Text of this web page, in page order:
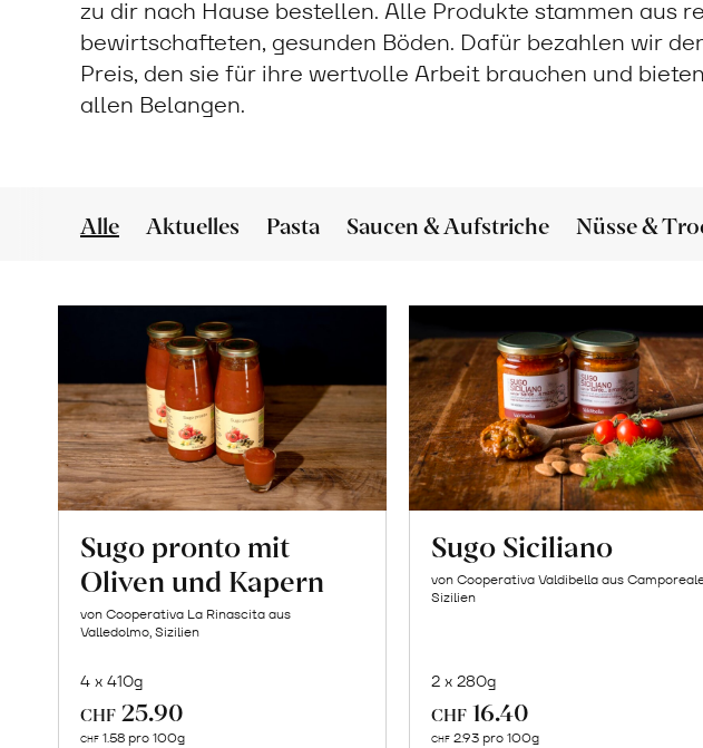
zu dir nach Hause bestellen. Alle Produkte stammen aus
bewirtschafteten, gesunden Böden. Dafür bezahlen wir
Preis, den sie für ihre wertvolle Arbeit brauchen und
allen Belangen.
Alle Aktuelles Pasta Saucen & Aufstriche Nüsse &
Sugo pronto mit
Oliven und Kapern
von Cooperativa La Rinascita aus
Valledolmo, Sizilien
4 x 410g
CHF 25.90
CHF 1.58 pro 100g
Sugo Siciliano
von Cooperativa Valdibella aus
Sizilien
2 x 280g
CHF 16.40
CHF 2.93 pro 100g